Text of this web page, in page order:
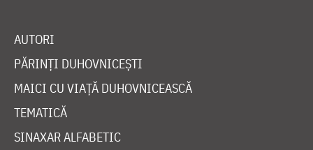
AUTORI
PĂRINȚI DUHOVNICEȘTI
MAICI CU VIAȚĂ DUHOVNICEASCĂ
TEMATICĂ
SINAXAR ALFABETIC